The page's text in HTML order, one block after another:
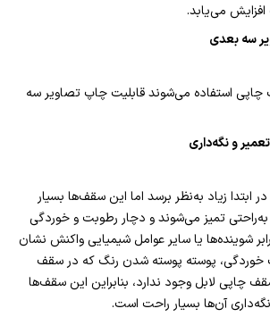
می‌یابد.
سه بعدی
چاپی استفاده می‌شوند قابلیت چاپ تصاویر سه
و نگه‌داری
زیاد به‌نظر برسد اما این سقف‌ها بسیار
تمیز می‌شوند و دچار رطوبت و خوردگی
شوینده‌ها یا سایر عوامل شیمیایی واکنش نشان
خوردگی، پوسته پوسته شدن رنگ که در سقف
لابل وجود ندارد، بنابراین این سقف‌ها
نگه‌داری آن‌ها بسیار راحت است.